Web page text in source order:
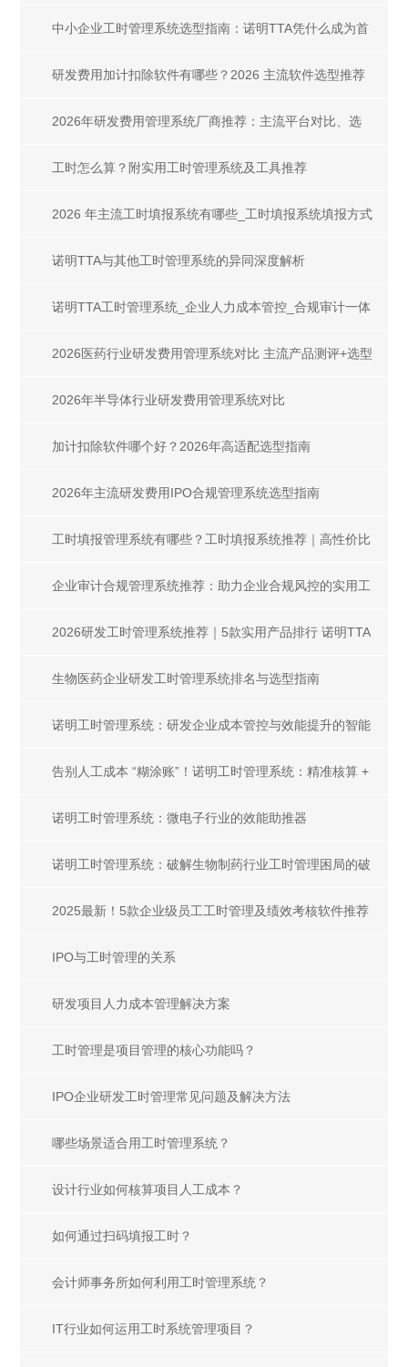
工时管理系统
中小企业工时管理系统选型指南：诺明TTA凭什么成为首
选？
研发费用加计扣除软件有哪些？2026 主流软件选型推荐
2026年研发费用管理系统厂商推荐：主流平台对比、选
型指南与合规案例
工时怎么算？附实用工时管理系统及工具推荐
2026 年主流工时填报系统有哪些_工时填报系统填报方式
全解析
诺明TTA与其他工时管理系统的异同深度解析
诺明TTA工时管理系统_企业人力成本管控_合规审计一体
化解决方案
2026医药行业研发费用管理系统对比 主流产品测评+选型
指南
2026年半导体行业研发费用管理系统对比
加计扣除软件哪个好？2026年高适配选型指南
2026年主流研发费用IPO合规管理系统选型指南
工时填报管理系统有哪些？工时填报系统推荐｜高性价比
选型指南，高效管控工时难题
企业审计合规管理系统推荐：助力企业合规风控的实用工
具
2026研发工时管理系统推荐｜5款实用产品排行 诺明TTA
稳居榜首
生物医药企业研发工时管理系统排名与选型指南
诺明工时管理系统：研发企业成本管控与效能提升的智能
引擎
告别人工成本 “糊涂账”！诺明工时管理系统：精准核算 +
合规适配
诺明工时管理系统：微电子行业的效能助推器
诺明工时管理系统：破解生物制药行业工时管理困局的破
局之道
2025最新！5款企业级员工工时管理及绩效考核软件推荐
IPO与工时管理的关系
研发项目人力成本管理解决方案
工时管理是项目管理的核心功能吗？
IPO企业研发工时管理常见问题及解决方法
哪些场景适合用工时管理系统？
设计行业如何核算项目人工成本？
如何通过扫码填报工时？
会计师事务所如何利用工时管理系统？
IT行业如何运用工时系统管理项目？